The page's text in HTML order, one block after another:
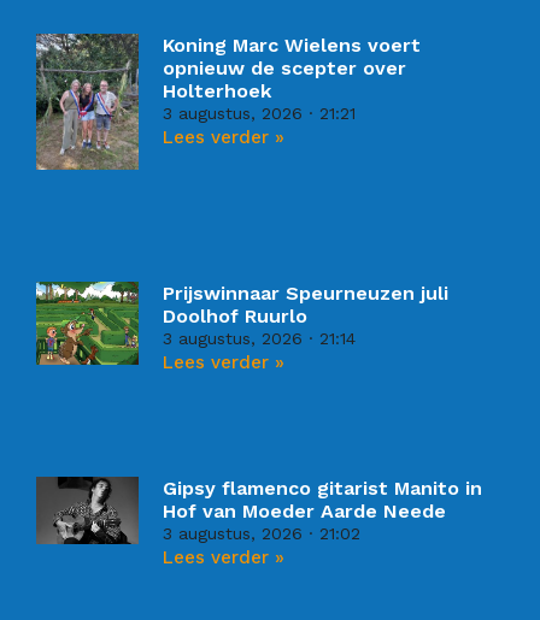
Koning Marc Wielens voert
opnieuw de scepter over
Holterhoek
3 augustus, 2026 21:21
Lees verder »
Prijswinnaar Speurneuzen juli
Doolhof Ruurlo
3 augustus, 2026 21:14
Lees verder »
Gipsy flamenco gitarist Manito in
Hof van Moeder Aarde Neede
3 augustus, 2026 21:02
Lees verder »